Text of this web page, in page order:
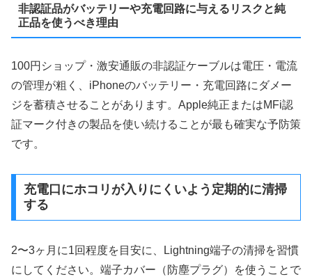
非認証品がバッテリーや充電回路に与えるリスクと純
正品を使うべき理由
100円ショップ・激安通販の非認証ケーブルは電圧・電流
の管理が粗く、iPhoneのバッテリー・充電回路にダメー
ジを蓄積させることがあります。Apple純正またはMFi認
証マーク付きの製品を使い続けることが最も確実な予防策
です。
充電口にホコリが入りにくいよう定期的に清掃
する
2〜3ヶ月に1回程度を目安に、Lightning端子の清掃を習慣
にしてください。端子カバー（防塵プラグ）を使うことで